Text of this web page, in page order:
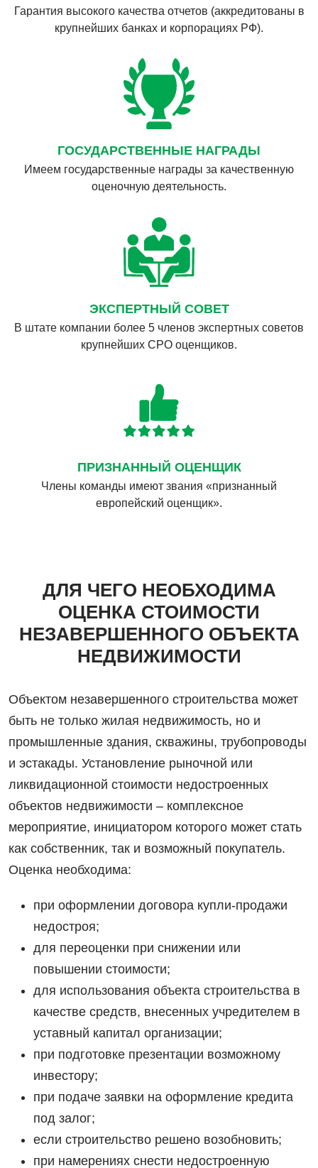
Гарантия высокого качества отчетов (аккредитованы в
крупнейших банках и корпорациях РФ).
ГОСУДАРСТВЕННЫЕ НАГРАДЫ
Имеем государственные награды за качественную
оценочную деятельность.
ЭКСПЕРТНЫЙ СОВЕТ
В штате компании более 5 членов экспертных советов
крупнейших СРО оценщиков.
ПРИЗНАННЫЙ ОЦЕНЩИК
Члены команды имеют звания «признанный
европейский оценщик».
ДЛЯ ЧЕГО НЕОБХОДИМА
ОЦЕНКА СТОИМОСТИ
НЕЗАВЕРШЕННОГО ОБЪЕКТА
НЕДВИЖИМОСТИ
Объектом незавершенного строительства может
быть не только жилая недвижимость, но и
промышленные здания, скважины, трубопроводы
и эстакады. Установление рыночной или
ликвидационной стоимости недостроенных
объектов недвижимости – комплексное
мероприятие, инициатором которого может стать
как собственник, так и возможный покупатель.
Оценка необходима:
при оформлении договора купли-продажи
недостроя;
для переоценки при снижении или
повышении стоимости;
для использования объекта строительства в
качестве средств, внесенных учредителем в
уставный капитал организации;
при подготовке презентации возможному
инвестору;
при подаче заявки на оформление кредита
под залог;
если строительство решено возобновить;
при намерениях снести недостроенную